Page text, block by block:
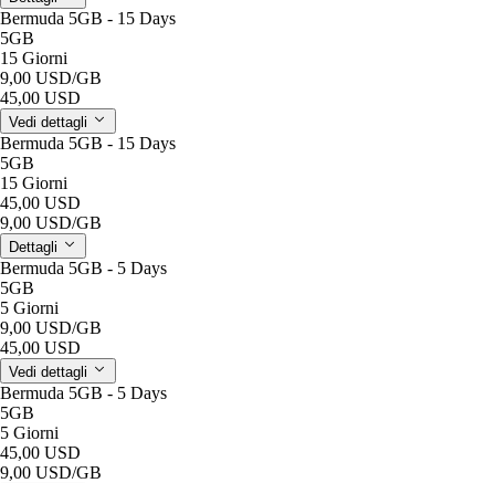
Bermuda 5GB - 15 Days
5GB
15 Giorni
9,00 USD/GB
45,00 USD
Vedi dettagli
Bermuda 5GB - 15 Days
5GB
15 Giorni
45,00 USD
9,00 USD/GB
Dettagli
Bermuda 5GB - 5 Days
5GB
5 Giorni
9,00 USD/GB
45,00 USD
Vedi dettagli
Bermuda 5GB - 5 Days
5GB
5 Giorni
45,00 USD
9,00 USD/GB